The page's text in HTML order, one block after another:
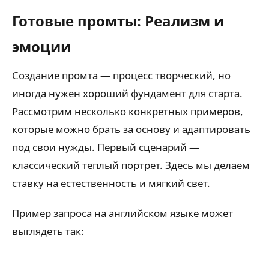
Готовые промты: Реализм и
эмоции
Создание промта — процесс творческий, но
иногда нужен хороший фундамент для старта.
Рассмотрим несколько конкретных примеров,
которые можно брать за основу и адаптировать
под свои нужды. Первый сценарий —
классический теплый портрет. Здесь мы делаем
ставку на естественность и мягкий свет.
Пример запроса на английском языке может
выглядеть так: